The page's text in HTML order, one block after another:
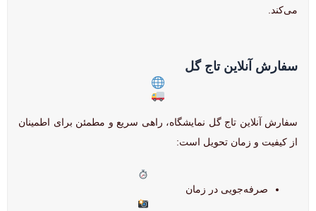
می‌کند.
سفارش آنلاین تاج گل
سفارش آنلاین تاج گل نمایشگاه، راهی سریع و مطمئن برای اطمینان
از کیفیت و زمان تحویل است:
صرفه‌جویی در زمان